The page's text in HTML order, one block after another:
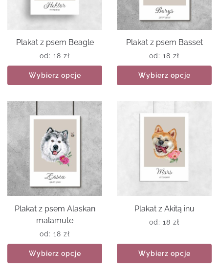
Plakat z psem Beagle
od: 18 zł
Wybierz opcje
Plakat z psem Basset
od: 18 zł
Wybierz opcje
Plakat z psem Alaskan
malamute
od: 18 zł
Wybierz opcje
Plakat z Akitą inu
od: 18 zł
Wybierz opcje